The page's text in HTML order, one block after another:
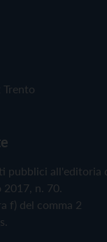
pubblici all'editoria
n. 70.
f) del comma 2